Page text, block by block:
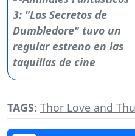
TAGS: Thor Love and